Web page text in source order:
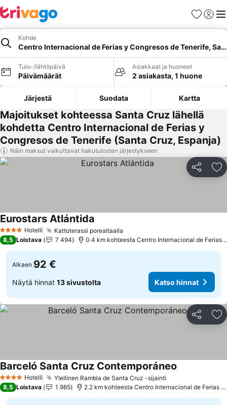
Suosikit
Kohde
Centro Internacional de Ferias y Congresos de Tenerife,
Tulo-/lähtöpäivä
Päivämäärät
Asiakkaat ja huoneet
2 asiakasta, 1 huone
Järjestä Suodata Kartta
Majoitukset kohteessa Santa Cruz lähellä
kohdetta Centro Internacional de Ferias y
Congresos de Tenerife (Santa Cruz, Espanja)
Näin maksut vaikuttavat hakutulosten järjestykseen
Jaa
4 Tähtiluokitus
Hotelli Kattoterassi porealtaalla
Eurostars Atlántida
8,5 Loistava 7 494 0.4 km kohteesta Centro Internacional de Ferias
Alkaen 92 €
Näytä hinnat 13 sivustolta Katso hinnat
Jaa
4 Tähtiluokitus
Hotelli Ylellinen Rambla de Santa Cruz -sijainti
Barceló Santa Cruz Contemporáneo
8,5 Loistava 1 985 2.2 km kohteesta Centro Internacional de Ferias y